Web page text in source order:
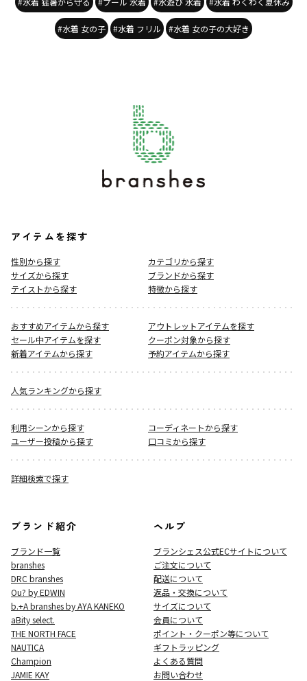
#水着 女の子 #水着 フリル #水着 女の子の大好き
アイテムを探す
性別から探す
カテゴリから探す
サイズから探す
ブランドから探す
テイストから探す
特徴から探す
おすすめアイテムから探す
アウトレットアイテムを探す
セール中アイテムを探す
クーポン対象から探す
新着アイテムから探す
予約アイテムから探す
人気ランキングから探す
利用シーンから探す
コーディネートから探す
ユーザー投稿から探す
口コミから探す
詳細検索で探す
ブランド紹介
ブランド一覧
branshes
DRC branshes
Ou? by EDWIN
b.+A branshes by AYA KANEKO
aBity select.
THE NORTH FACE
NAUTICA
Champion
JAMIE KAY
ヘルプ
ブランシェス公式ECサイトについて
ご注文について
配送について
返品・交換について
サイズについて
会員について
ポイント・クーポン等について
ギフトラッピング
よくある質問
お問い合わせ